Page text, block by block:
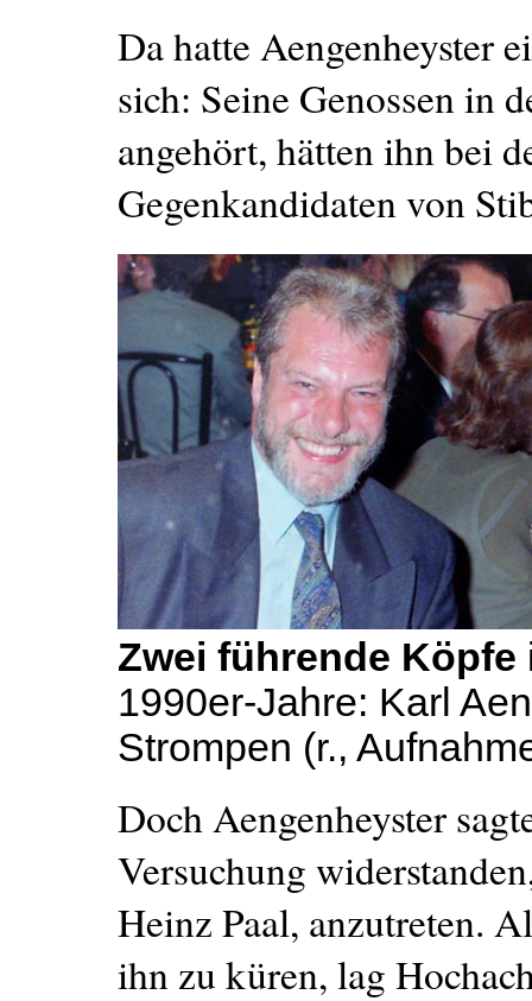
Da hatte Aengenheyster
sich: Seine Genossen in
angehört, hätten ihn bei
Gegenkandidaten von
Zwei führende Köpfe
1990er-Jahre: Karl
Strompen (r.,
Doch Aengenheyster
Versuchung
Heinz Paal, anzutreten.
ihn zu küren, lag